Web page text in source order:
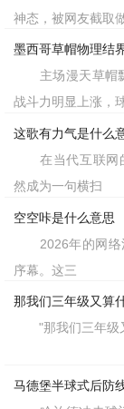
神态，被网友截取
墨西哥草帽物理结
主场漫天草帽飘
战斗力明显上涨，
这歌有力气是什么
在当代互联网
然成为一句横扫
空空咔是什么意思
2026年的网络
序幕。这三
那我们三年级又算
"那我们三年级
马德堡半球式后防